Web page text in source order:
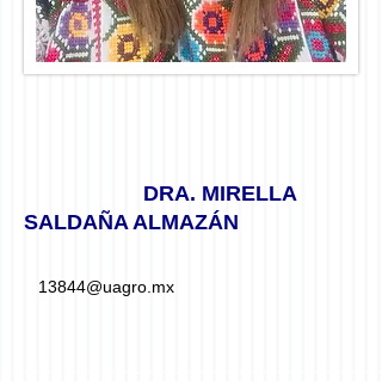
DRA. MIRELLA
SALDAÑA ALMAZÁN
13844@uagro.mx